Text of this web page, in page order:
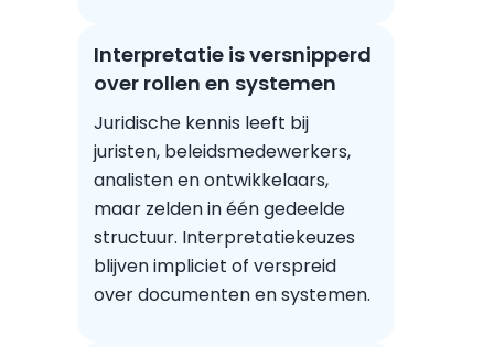
Interpretatie is versnipperd
over rollen en systemen
Juridische kennis leeft bij
juristen, beleidsmedewerkers,
analisten en ontwikkelaars,
maar zelden in één gedeelde
structuur. Interpretatiekeuzes
blijven impliciet of verspreid
over documenten en systemen.